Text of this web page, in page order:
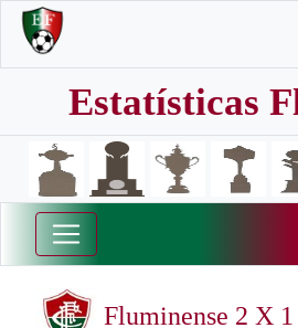
Estatísticas
Fluminense 2 X